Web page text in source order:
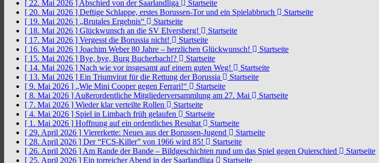
[ 22. Mai 2026 ] Abschied von der Saarlandliga
Startseite
[ 20. Mai 2026 ] Deftige Schlappe, erstes Borussen-Tor und ein Spielabbruch
Startseite
[ 19. Mai 2026 ] „Brutales Ergebnis“
Startseite
[ 18. Mai 2026 ] Glückwunsch an die SV Elversberg!
Startseite
[ 17. Mai 2026 ] Vergesst die Borussia nicht!
Startseite
[ 16. Mai 2026 ] Joachim Weber 80 Jahre – herzlichen Glückwunsch!
Startseite
[ 15. Mai 2026 ] Bye, bye, Burg Bucherbach!?
Startseite
[ 14. Mai 2026 ] Nach wie vor insgesamt auf einem guten Weg!
Startseite
[ 13. Mai 2026 ] Ein Triumvirat für die Rettung der Borussia
Startseite
[ 9. Mai 2026 ] „Wie Mini Cooper gegen Ferrari!“
Startseite
[ 8. Mai 2026 ] Außerordentliche Mitgliederversammlung am 27. Mai
Startseite
[ 7. Mai 2026 ] Wieder klar verteilte Rollen
Startseite
[ 4. Mai 2026 ] Spiel in Limbach früh gelaufen
Startseite
[ 1. Mai 2026 ] Hoffnung auf ein ordentliches Resultat
Startseite
[ 29. April 2026 ] Viererkette: Neues aus der Borussen-Jugend
Startseite
[ 28. April 2026 ] Der “FCS-Killer” von 1966 wird 85!
Startseite
[ 26. April 2026 ] Am Rande der Bande – Bildgeschichten rund um das Spiel gegen Quierschied
Startseite
[ 25. April 2026 ] Ein torreicher Abend in der Saarlandliga
Startseite